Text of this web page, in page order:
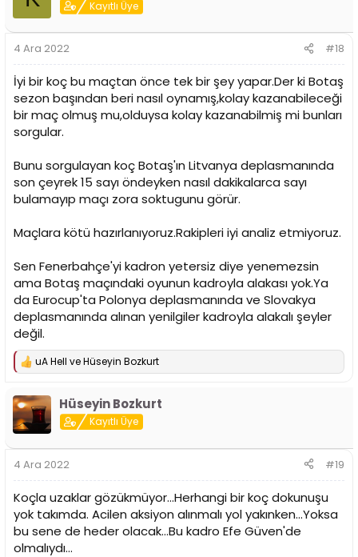
Kayıtlı Üye
4 Ara 2022 #18
İyi bir koç bu maçtan önce tek bir şey yapar.Der ki Botaş
sezon başından beri nasıl oynamış,kolay kazanabileceği
bir maç olmuş mu,olduysa kolay kazanabilmiş mi bunları
sorgular.
Bunu sorgulayan koç Botaş'ın Litvanya deplasmanında
son çeyrek 15 sayı öndeyken nasıl dakikalarca sayı
bulamayıp maçı zora soktugunu görür.
Maçlara kötü hazırlanıyoruz.Rakipleri iyi analiz etmiyoruz.
Sen Fenerbahçe'yi kadron yetersiz diye yenemezsin
ama Botaş maçındaki oyunun kadroyla alakası yok.Ya
da Eurocup'ta Polonya deplasmanında ve Slovakya
deplasmanında alınan yenilgiler kadroyla alakalı şeyler
değil.
T
p
k
i
l
:
uA Hell veHüseyin Bozkurt
Hüseyin Bozkurt
Kayıtlı Üye
4 Ara 2022 #19
Koçla uzaklar gözükmüyor...Herhangi bir koç dokunuşu
yok takımda. Acilen aksiyon alınmalı yol yakınken...Yoksa
bu sene de heder olacak...Bu kadro Efe Güven'de
olmalıydı...